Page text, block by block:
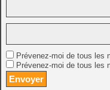
Prévenez-moi de tous les
Prévenez-moi de tous les